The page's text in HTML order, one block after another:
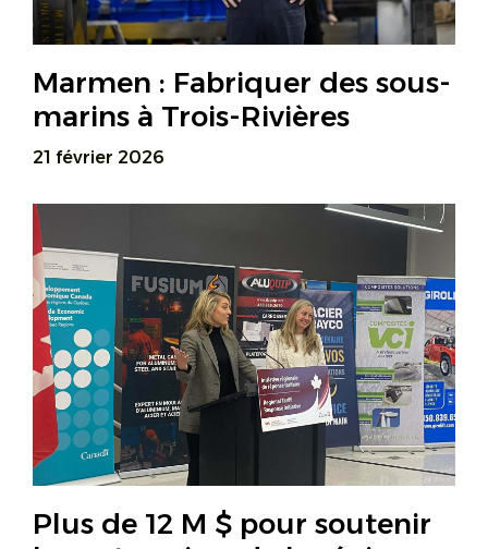
Marmen : Fabriquer des sous-
marins à Trois-Rivières
21 février 2026
Plus de 12 M $ pour soutenir